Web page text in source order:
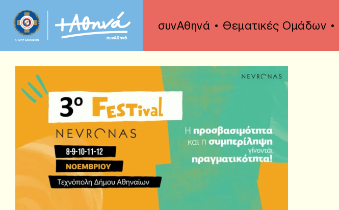
συνΑθηνά Θεματικές Ομάδων